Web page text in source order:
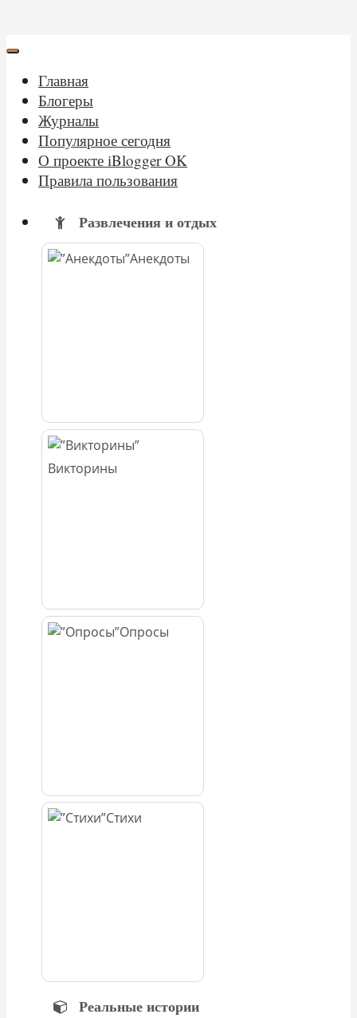
Главная
Блогеры
Журналы
Популярное сегодня
О проекте iBlogger OK
Правила пользования
Развлечения и отдых
Анекдоты
Викторины
Опросы
Стихи
Реальные истории